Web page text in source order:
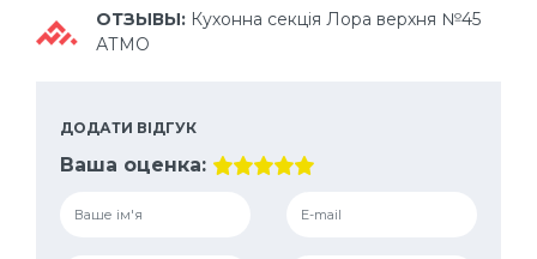
ОТЗЫВЫ: Кухонна секція Лора верхня №45
АТМО
ДОДАТИ ВІДГУК
Ваша оценка: